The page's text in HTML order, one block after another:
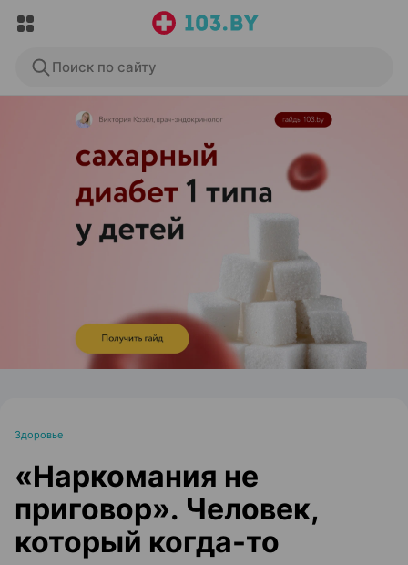
Поиск по сайту
ЭФФЕКТИВНАЯ РЕКЛАМА НА САЙТЕ
Здоровье
«Наркомания не
приговор». Человек,
который когда-то